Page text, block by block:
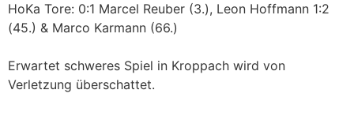
HoKa Tore: 0:1 Marcel Reuber (3.), Leon Hoffmann 1:2
(45.) & Marco Karmann (66.)
Erwartet schweres Spiel in Kroppach wird von
Verletzung überschattet.